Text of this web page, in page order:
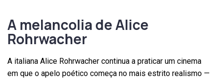
A melancolia de Alice
Rohrwacher
A italiana Alice Rohrwacher continua a praticar um cinema
em que o apelo poético começa no mais estrito realismo —